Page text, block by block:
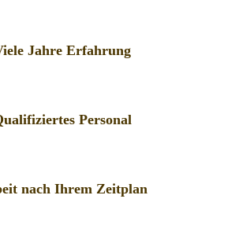
Jahre Erfahrung
Personal
nach Ihrem Zeitplan